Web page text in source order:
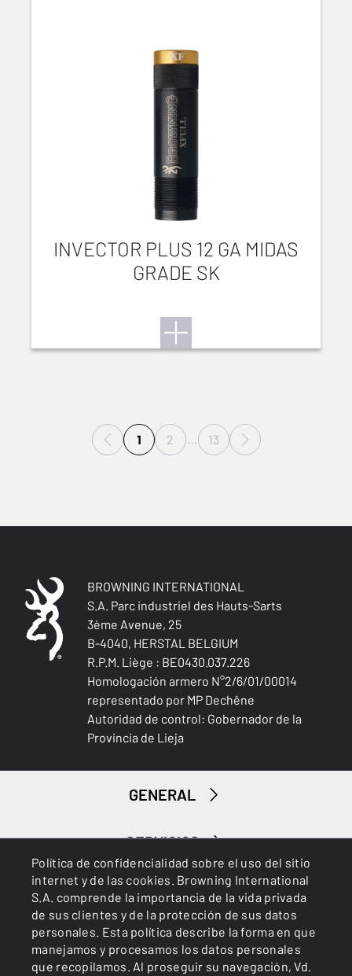
Política de confidencialidad sobre el uso del sitio
internet y de las cookies. Browning International
S.A. comprende la importancia de la vida privada
de sus clientes y de la protección de sus datos
personales. Esta política describe la forma en que
manejamos y procesamos los datos personales
que recopilamos. Al proseguir su navegación, Vd.
INVECTOR PLUS 12 GA MIDAS
GRADE SK
1 2 … 13
BROWNING INTERNATIONAL
S.A. Parc industriel des Hauts-Sarts
3ème Avenue, 25
B-4040, HERSTAL BELGIUM
R.P.M. Liège : BE0430.037.226
Homologación armero N°2/6/01/00014
representado por MP Dechêne
Autoridad de control: Gobernador de la
Provincia de Lieja
GENERAL
SERVICIOS